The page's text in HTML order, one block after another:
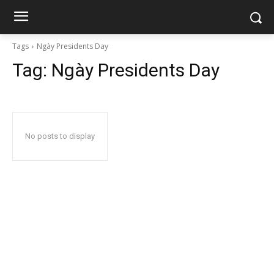
Tags Ngày Presidents Day
Tag: Ngày Presidents Day
No posts to display